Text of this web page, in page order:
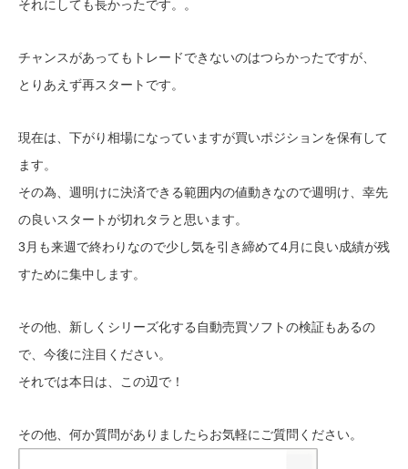
それにしても長かったです。。
チャンスがあってもトレードできないのはつらかったですが、
とりあえず再スタートです。
現在は、下がり相場になっていますが買いポジションを保有して
ます。
その為、週明けに決済できる範囲内の値動きなので週明け、幸先
の良いスタートが切れタラと思います。
3月も来週で終わりなので少し気を引き締めて4月に良い成績が残
すために集中します。
その他、新しくシリーズ化する自動売買ソフトの検証もあるの
で、今後に注目ください。
それでは本日は、この辺で！
その他、何か質問がありましたらお気軽にご質問ください。